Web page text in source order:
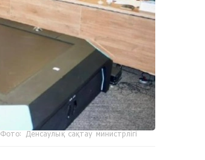
Фото: Денсаулық сақтау министрлігі